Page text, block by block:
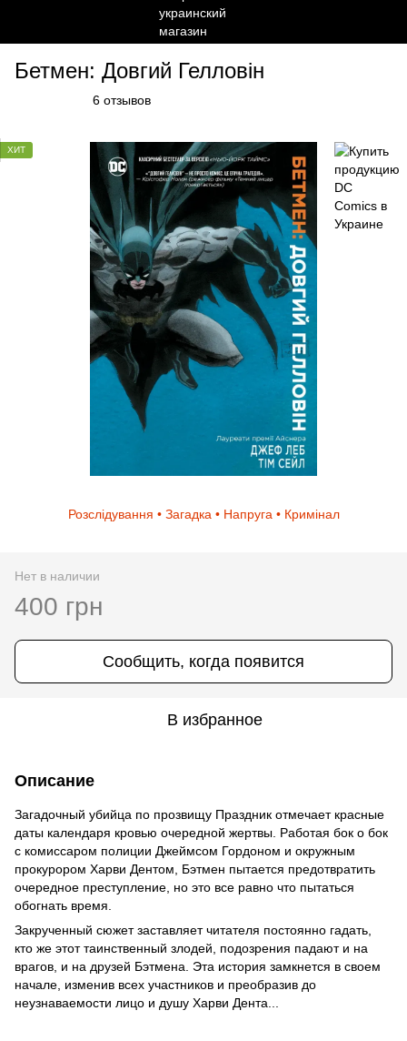
Бетмен: Довгий Гелловін
6 отзывов
ХИТ
Розслідування • Загадка • Напруга • Кримінал
Нет в наличии
400 грн
Сообщить, когда появится
В избранное
Описание
Загадочный убийца по прозвищу Праздник отмечает красные
даты календаря кровью очередной жертвы. Работая бок о бок
с комиссаром полиции Джеймсом Гордоном и окружным
прокурором Харви Дентом, Бэтмен пытается предотвратить
очередное преступление, но это все равно что пытаться
обогнать время.
Закрученный сюжет заставляет читателя постоянно гадать,
кто же этот таинственный злодей, подозрения падают и на
врагов, и на друзей Бэтмена. Эта история замкнется в своем
начале, изменив всех участников и преобразив до
неузнаваемости лицо и душу Харви Дента...